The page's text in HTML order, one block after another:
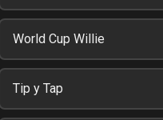
World Cup Willie
Tip y Tap